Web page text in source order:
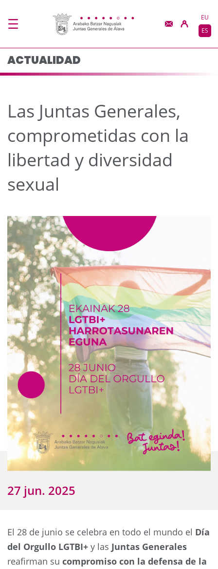
Las Juntas
EU
ES
ACTUALIDAD
Las Juntas Generales,
comprometidas con la
libertad y diversidad
sexual
27 jun. 2025
El 28 de junio se celebra en todo el mundo el Día
del Orgullo LGTBI+ y las Juntas Generales
reafirman su compromiso con la defensa de la